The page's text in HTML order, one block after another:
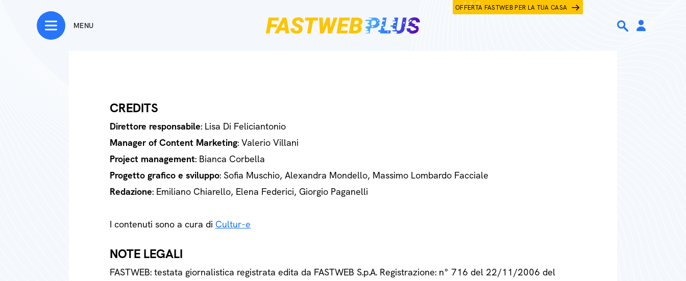
OFFERTA FASTWEB PER LA TUA CASA
MENU
CREDITS
Direttore responsabile: Lisa Di Feliciantonio
Manager of Content Marketing: Valerio Villani
Project management: Bianca Corbella
Progetto grafico e sviluppo: Sofia Muschio, Alexandra Mondello, Massimo Lombardo Facciale
Redazione: Emiliano Chiarello, Elena Federici, Giorgio Paganelli
I contenuti sono a cura di Cultur-e
NOTE LEGALI
FASTWEB: testata giornalistica registrata edita da FASTWEB S.p.A. Registrazione: n° 716 del 22/11/2006 del